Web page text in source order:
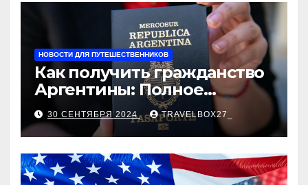
рыночные ориентиры
НОВОСТИ ДЛЯ ПУТЕШЕСТВЕННИКОВ
Как получить гражданство
Аргентины: Полное
руководство
30 СЕНТЯБРЯ 2024 TRAVELBOX27_